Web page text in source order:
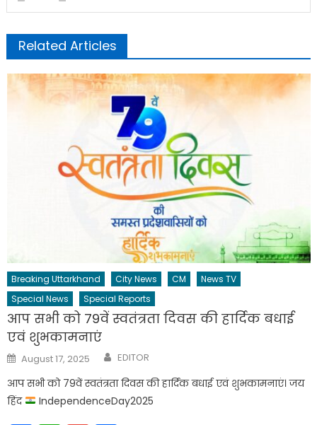
Related Articles
Breaking Uttarkhand City News CM
News TV
Special News
Special Reports
आप सभी को 79वें स्वतंत्रता दिवस की हार्दिक बधाई
एवं शुभकामनाएं
Posted
on
August 17, 2025 Author
EDITOR
आप सभी को 79वें स्वतंत्रता दिवस की हार्दिक बधाई एवं शुभकामनाएं। जय
हिंद
IndependenceDay2025